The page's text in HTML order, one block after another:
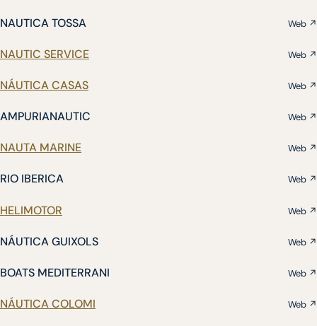
NAUTICA TOSSA Web ↗
NAUTIC SERVICE Web ↗
NÁUTICA CASAS Web ↗
AMPURIANAUTIC Web ↗
NAUTA MARINE Web ↗
RIO IBERICA Web ↗
HELIMOTOR Web ↗
NÁUTICA GUIXOLS Web ↗
BOATS MEDITERRANI Web ↗
NÁUTICA COLOMI Web ↗